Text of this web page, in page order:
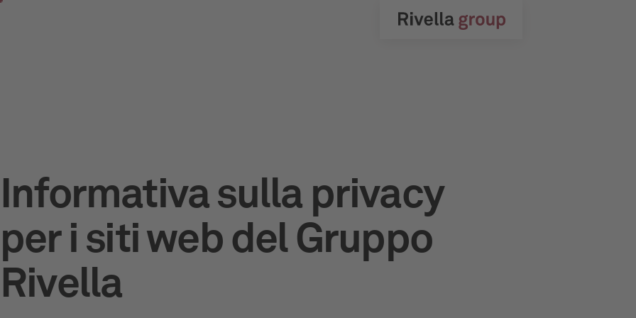
Informativa sulla privacy
per i siti web del Gruppo
Rivella